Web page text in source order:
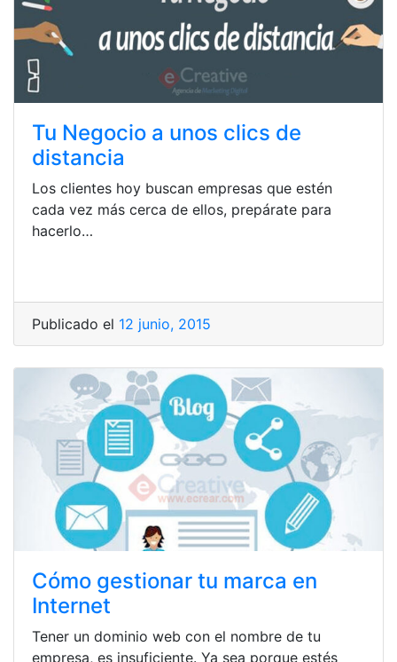
Tu Negocio a unos clics de
distancia
Los clientes hoy buscan empresas que estén
cada vez más cerca de ellos, prepárate para
hacerlo…
Publicado el 12 junio, 2015
Cómo gestionar tu marca en
Internet
Tener un dominio web con el nombre de tu
empresa, es insuficiente. Ya sea porque estés